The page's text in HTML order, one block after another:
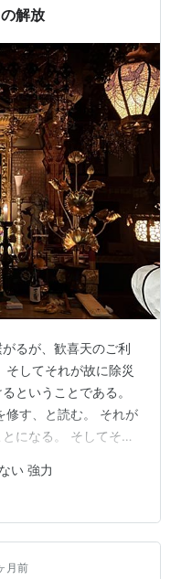
能です。そこでザッ
解放
るが、歓喜天のご利
そしてそれが故に除災
ということである。
修す、と読む。 それが
になる。 そしてそれ
難ごと、お悩みご
どこからくるのか。
因縁、今世で作った
ものが悪縁である。
あり、皆、何らかの
い 強力
月前